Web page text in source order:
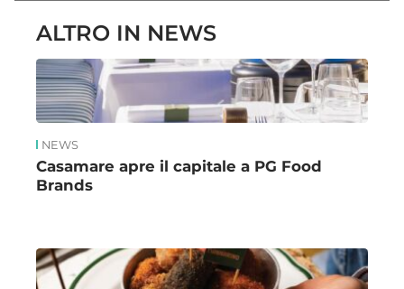
ALTRO IN NEWS
NEWS
Casamare apre il capitale a PG Food
Brands